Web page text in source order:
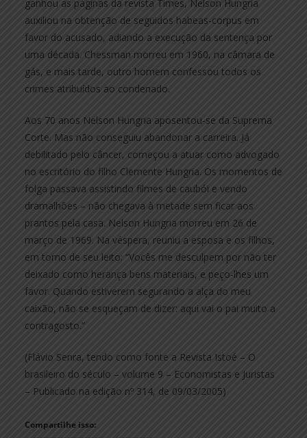
ganhou as páginas da revista Times, Nelson Hungria
auxiliou na obtenção de seguidos habeas-corpus em
favor do acusado, adiando a execução da sentença por
uma década. Chessman morreu em 1960, na câmara de
gás, e mais tarde, outro homem confessou todos os
crimes atribuídos ao condenado.
Aos 70 anos Nelson Hungria aposentou-se da Suprema
Corte. Mas não conseguiu abandonar a carreira. Já
debilitado pelo câncer, começou a atuar como advogado
no escritório do filho Clemente Hungria. Os momentos de
folga passava assistindo filmes de caubói e vendo
dramalhões – não chegava à metade sem ficar aos
prantos pela casa. Nelson Hungria morreu em 26 de
março de 1969. Na véspera, reuniu a esposa e os filhos,
em torno de seu leito: “Vocês me desculpem por não ter
deixado como herança bens materiais, e peço-lhes um
favor. Quando estiverem segurando a alça do meu
caixão, não se esqueçam de dizer: aqui vai o pai muito a
contragosto.”
(Flávio Senra, tendo como fonte a Revista Istoé – O
brasileiro do século – volume 9 – Economistas e Juristas
– Publicado na edição nº 314, de 09/03/2005)
Compartilhe isso: